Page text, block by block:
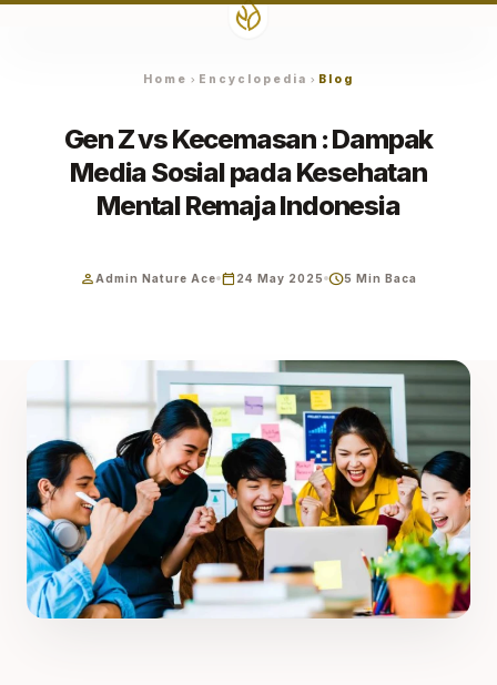
Home chevron_right Encyclopedia chevron_right Blog
Gen Z vs Kecemasan : Dampak
Media Sosial pada Kesehatan
Mental Remaja Indonesia
person Admin Nature Ace calendar_today 24 May 2025 schedule5 Min Baca